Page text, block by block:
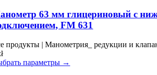
имеет
несколько
вариаций.
можно
на
63 мм глицериновый с
FM 631
продукты | Манометрия_ редукции и
параметры →